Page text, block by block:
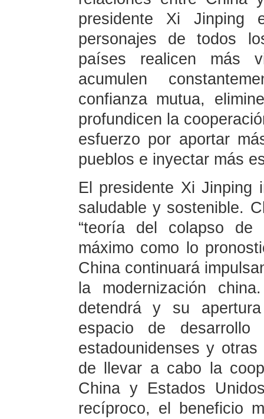
presidente Xi Jinping
personajes de todos
países realicen más
acumulen
confianza mutua,
profundicen la
esfuerzo por aportar
pueblos e inyectar más
El presidente Xi Jinping
saludable y sostenible.
“teoría del colapso de
máximo como lo
China continuará
la modernización
detendrá y su
espacio de
estadounidenses y
de llevar a cabo la
China y Estados
recíproco, el beneficio